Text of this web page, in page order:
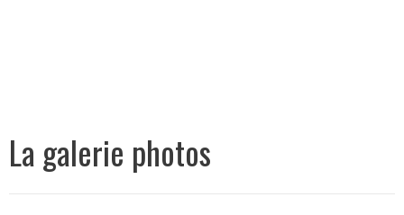
La galerie photos